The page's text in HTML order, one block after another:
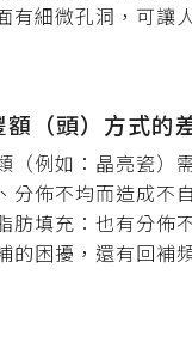
有細微孔洞，可讓
（頭）方式的
（例如：晶亮瓷）
分佈不均而造成不
肪填充：也有分佈
的困擾，還有回補